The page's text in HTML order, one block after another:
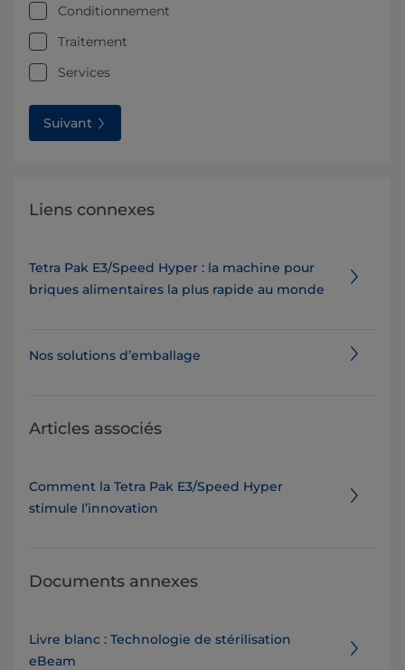
Conditionnement
Traitement
Services
Suivant
Liens connexes
Tetra Pak E3/Speed Hyper : la machine pour
briques alimentaires la plus rapide au monde
Nos solutions d’emballage
Articles associés
Comment la Tetra Pak E3/Speed Hyper
stimule l’innovation
Documents annexes
Livre blanc : Technologie de stérilisation
eBeam